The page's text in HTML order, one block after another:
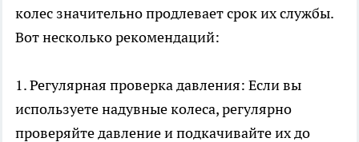
колес значительно продлевает срок их службы.
Вот несколько рекомендаций:
1. Регулярная проверка давления: Если вы
используете надувные колеса, регулярно
проверяйте давление и подкачивайте их до